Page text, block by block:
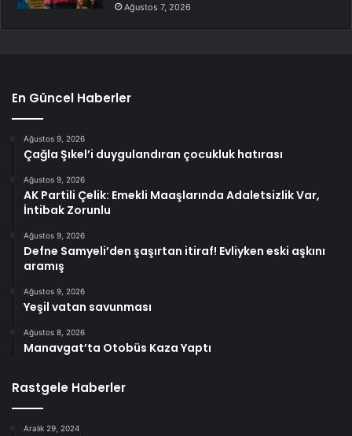
Ağustos 7, 2026
En Güncel Haberler
Ağustos 9, 2026
Çağla Şıkel’i duygulandıran çocukluk hatırası
Ağustos 9, 2026
AK Partili Çelik: Emekli Maaşlarında Adaletsizlik Var,
İntibak Zorunlu
Ağustos 9, 2026
Defne Samyeli’den şaşırtan itiraf! Evliyken eski aşkını
aramış
Ağustos 9, 2026
Yeşil vatan savunması
Ağustos 8, 2026
Manavgat’ta Otobüs Kaza Yaptı
Rastgele Haberler
Aralık 29, 2024